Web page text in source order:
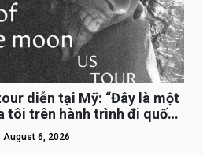
diễn tại Mỹ: “Đây là một
tôi trên hành trình đi quốc
August 6, 2026